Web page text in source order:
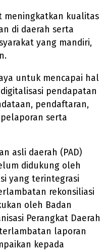
meningkatkan kualitas
di daerah serta
yang mandiri,
untuk mencapai hal
pendapatan
pendaftaran,
serta
asli daerah (PAD)
didukung oleh
yang terintegrasi
rekonsiliasi
oleh Badan
Perangkat Daerah
laporan
kepada